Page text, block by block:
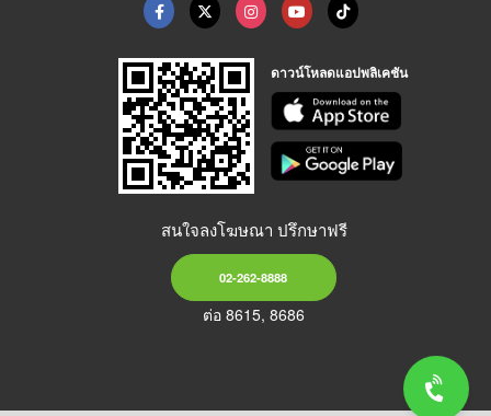
ดาวน์โหลดแอปพลิเคชัน
สนใจลงโฆษณา ปรึกษาฟรี
02-262-8888
ต่อ 8615, 8686